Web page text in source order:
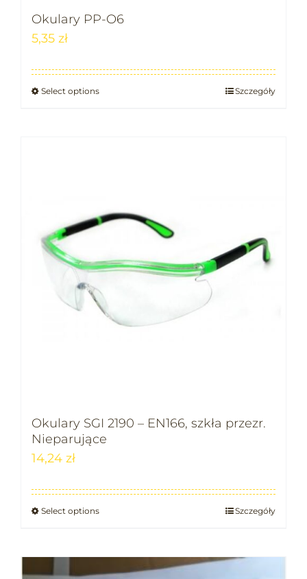
Okulary PP-O6
5,35 zł
Select options Szczegóły
Okulary SGI 2190 – EN166, szkła przezr.
Nieparujące
14,24 zł
Select options Szczegóły